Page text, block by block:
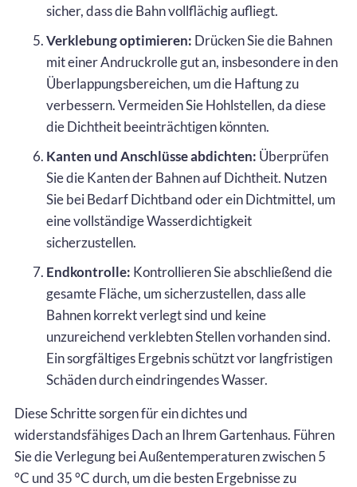
sicher, dass die Bahn vollflächig aufliegt.
Verklebung optimieren: Drücken Sie die Bahnen
mit einer Andruckrolle gut an, insbesondere in den
Überlappungsbereichen, um die Haftung zu
verbessern. Vermeiden Sie Hohlstellen, da diese
die Dichtheit beeinträchtigen könnten.
Kanten und Anschlüsse abdichten: Überprüfen
Sie die Kanten der Bahnen auf Dichtheit. Nutzen
Sie bei Bedarf Dichtband oder ein Dichtmittel, um
eine vollständige Wasserdichtigkeit
sicherzustellen.
Endkontrolle: Kontrollieren Sie abschließend die
gesamte Fläche, um sicherzustellen, dass alle
Bahnen korrekt verlegt sind und keine
unzureichend verklebten Stellen vorhanden sind.
Ein sorgfältiges Ergebnis schützt vor langfristigen
Schäden durch eindringendes Wasser.
Diese Schritte sorgen für ein dichtes und
widerstandsfähiges Dach an Ihrem Gartenhaus. Führen
Sie die Verlegung bei Außentemperaturen zwischen 5
°C und 35 °C durch, um die besten Ergebnisse zu